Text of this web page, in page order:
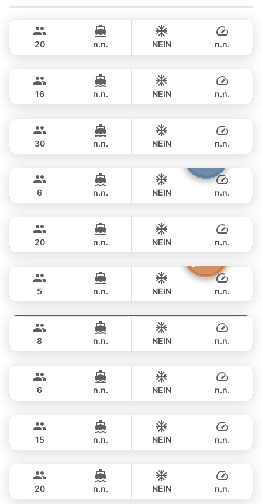
CUSTOM BUILD 40FT
JulesPhuket
20 n.n. NEIN n.n.
LEOPARD 39FT
16 n.n. NEIN n.n.
CUSTOM BUILD 47FT
฿ 35,300
30 n.n. NEIN n.n.
BOOMERANG 29FT
6 n.n. NEIN n.n.
CUSTOM BUILD 38FT
฿ 36,500
20 n.n. NEIN n.n.
CROWNLINE 26FT
฿ 36,500
5 n.n. NEIN n.n.
SEA RAY 27FT
8 n.n. NEIN n.n.
MONTEREY 28FT
6 n.n. NEIN n.n.
STEALTH - ASIA CATAMARANS 39FT
15 n.n. NEIN n.n.
CUSTOM BUILD 42FT
20 n.n. NEIN
n.n.